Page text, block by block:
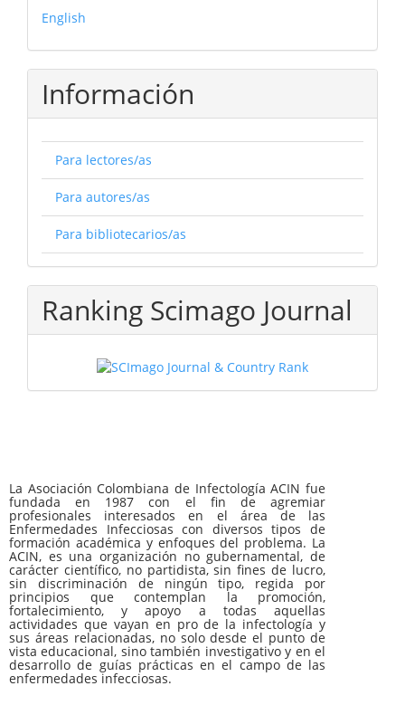
English
Información
Para lectores/as
Para autores/as
Para bibliotecarios/as
Ranking Scimago Journal
La Asociación Colombiana de Infectología ACIN fue
fundada en 1987 con el fin de agremiar
profesionales interesados en el área de las
Enfermedades Infecciosas con diversos tipos de
formación académica y enfoques del problema. La
ACIN, es una organización no gubernamental, de
carácter científico, no partidista, sin fines de lucro,
sin discriminación de ningún tipo, regida por
principios que contemplan la promoción,
fortalecimiento, y apoyo a todas aquellas
actividades que vayan en pro de la infectología y
sus áreas relacionadas, no solo desde el punto de
vista educacional, sino también investigativo y en el
desarrollo de guías prácticas en el campo de las
enfermedades infecciosas.